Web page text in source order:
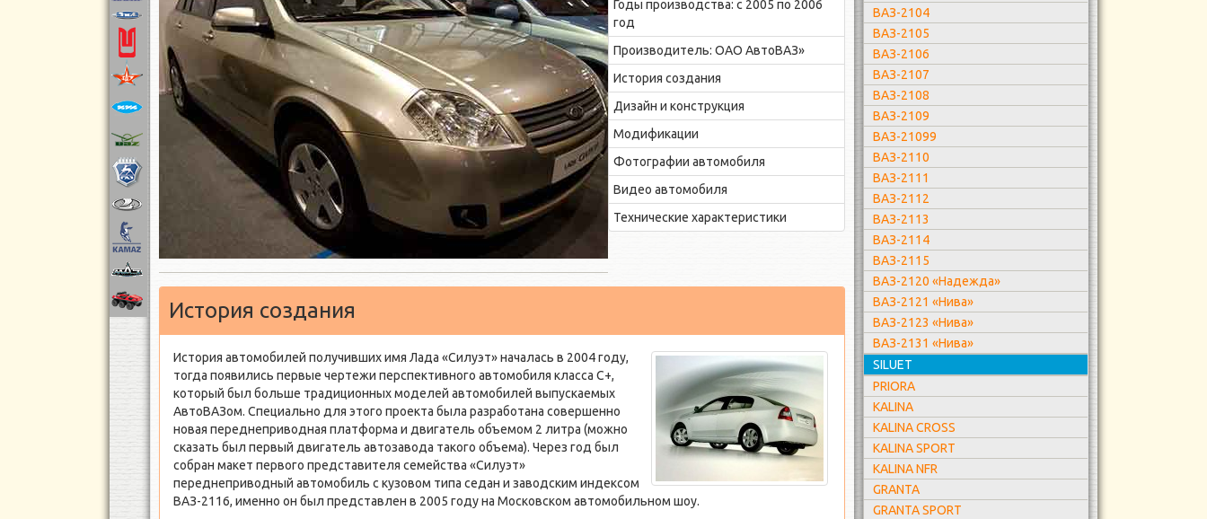
Годы производства: с 2005 по 2006
год
Производитель: ОАО АвтоВАЗ»
История создания
Дизайн и конструкция
Модификации
Фотографии автомобиля
Видео автомобиля
Технические характеристики
История создания
История автомобилей получивших имя Лада «Силуэт» началась в 2004 году,
тогда появились первые чертежи перспективного автомобиля класса С+,
который был больше традиционных моделей автомобилей выпускаемых
АвтоВАЗом. Специально для этого проекта была разработана совершенно
новая переднеприводная платформа и двигатель объемом 2 литра (можно
сказать был первый двигатель автозавода такого объема). Через год был
собран макет первого представителя семейства «Силуэт»
переднеприводный автомобиль с кузовом типа седан и заводским индексом
ВАЗ-2116, именно он был представлен в 2005 году на Московском автомобильном шоу.
ВАЗ-2104
ВАЗ-2105
ВАЗ-2106
ВАЗ-2107
ВАЗ-2108
ВАЗ-2109
ВАЗ-21099
ВАЗ-2110
ВАЗ-2111
ВАЗ-2112
ВАЗ-2113
ВАЗ-2114
ВАЗ-2115
ВАЗ-2120 «Надежда»
ВАЗ-2121 «Нива»
ВАЗ-2123 «Нива»
ВАЗ-2131 «Нива»
SILUET
PRIORA
KALINA
KALINA CROSS
KALINA SPORT
KALINA NFR
GRANTA
GRANTA SPORT